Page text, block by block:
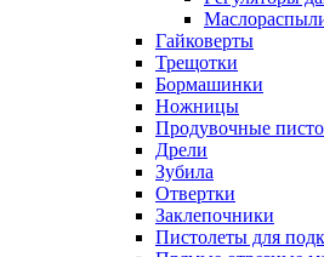
Гайковерты
Трещотки
Бормашинки
Ножницы
Продувочные
Дрели
Зубила
Отвертки
Заклепочники
Пистолеты для